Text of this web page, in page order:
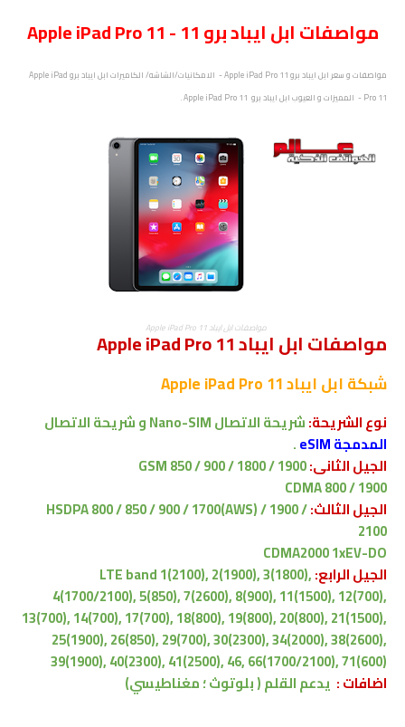
مواصفات ابل ايباد برو 11 - Apple iPad Pro 11
مواصفات و سعر ابل ايباد برو Apple iPad Pro 11 - الامكانيات/الشاشه/ الكاميرات ابل ايباد برو Apple iPad
Pro 11 - المميزات و العيوب ابل ايباد برو Apple iPad Pro 11 .
مواصفات ابل ايباد Apple iPad Pro 11مواصفات ابل ايباد Apple iPad Pro 11
شبكةابل ايباد Apple iPad Pro 11
نوع الشريحة:شريحة الاتصالNano-SIM و شريحة الاتصال
المدمجة eSIM
.
الجيل الثانى:GSM 850 / 900 / 1800 / 1900
CDMA 800 / 1900
الجيل الثالث:HSDPA 800 / 850 / 900 / 1700(AWS) / 1900 /
2100
CDMA2000 1xEV-DO
الجيل الرابع:LTE band 1(2100), 2(1900), 3(1800),
4(1700/2100), 5(850), 7(2600), 8(900), 11(1500), 12(700),
13(700), 14(700), 17(700), 18(800), 19(800), 20(800), 21(1500),
25(1900), 26(850), 29(700), 30(2300), 34(2000), 38(2600),
39(1900), 40(2300), 41(2500), 46, 66(1700/2100), 71(600)
اضافات : يدعم القلم( بلوتوث ؛ مغناطيسي)